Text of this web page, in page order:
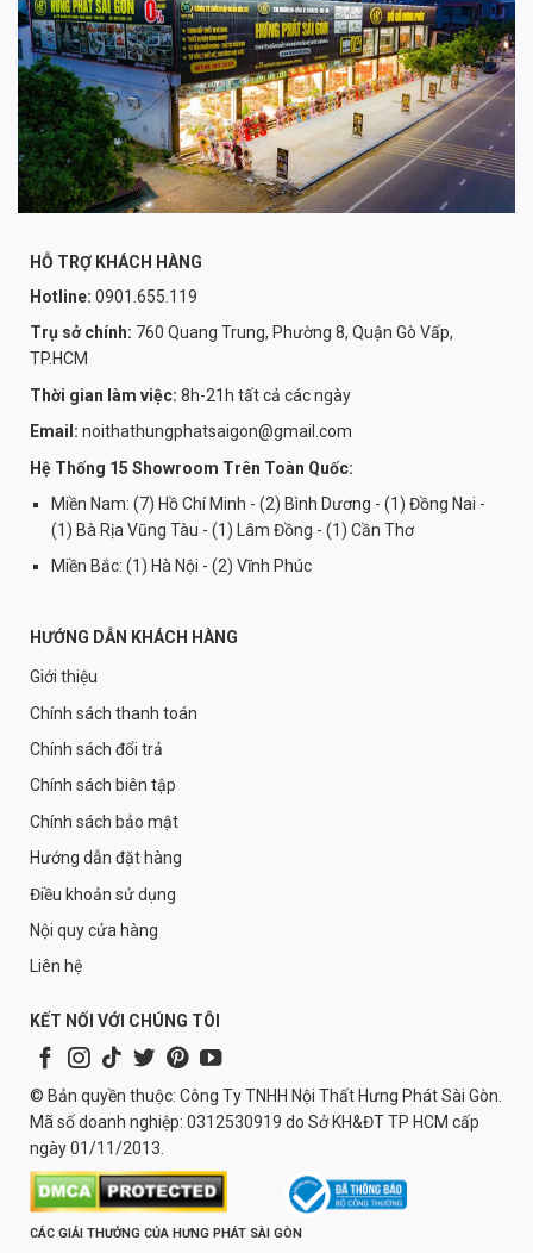
HỖ TRỢ KHÁCH HÀNG
Hotline: 0901.655.119
Trụ sở chính: 760 Quang Trung, Phường 8, Quận Gò Vấp,
TP.HCM
Thời gian làm việc: 8h-21h tất cả các ngày
Email: noithathungphatsaigon@gmail.com
Hệ Thống 15 Showroom Trên Toàn Quốc:
Miền Nam: (7) Hồ Chí Minh - (2) Bình Dương - (1) Đồng Nai -
(1) Bà Rịa Vũng Tàu - (1) Lâm Đồng - (1) Cần Thơ
Miền Bắc: (1) Hà Nội - (2) Vĩnh Phúc
HƯỚNG DẪN KHÁCH HÀNG
Giới thiệu
Chính sách thanh toán
Chính sách đổi trả
Chính sách biên tập
Chính sách bảo mật
Hướng dẫn đặt hàng
Điều khoản sử dụng
Nội quy cửa hàng
Liên hệ
KẾT NỐI VỚI CHÚNG TÔI
© Bản quyền thuộc: Công Ty TNHH Nội Thất Hưng Phát Sài Gòn.
Mã số doanh nghiệp: 0312530919 do Sở KH&ĐT TP HCM cấp
ngày 01/11/2013.
CÁC GIẢI THƯỞNG CỦA HƯNG PHÁT SÀI GÒN